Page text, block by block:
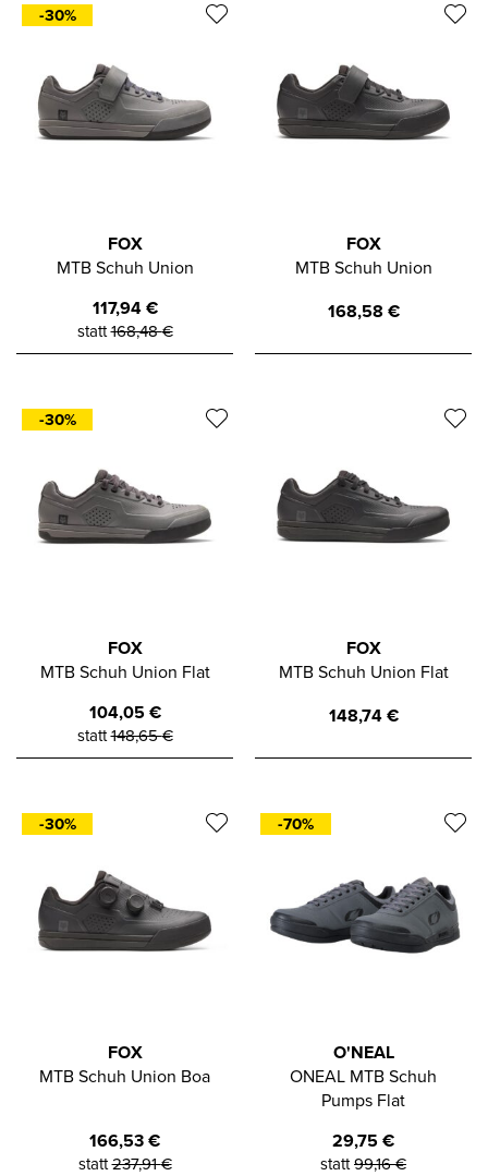
-30%
FOX
MTB Schuh Union
117,94€
statt168,48€
FOX
MTB Schuh Union
168,58 €
-30%
FOX
MTB Schuh Union Flat
104,05€
statt148,65€
FOX
MTB Schuh Union Flat
148,74€
-30%
FOX
MTB Schuh Union Boa
166,53€
statt237,91€
-70%
O'NEAL
ONEAL MTB Schuh
Pumps Flat
29,75€
statt99,16€